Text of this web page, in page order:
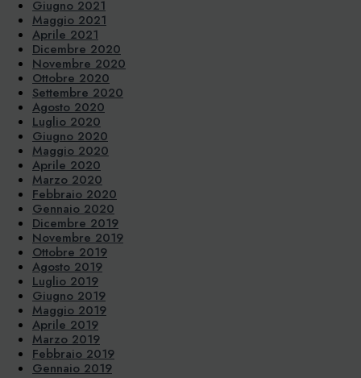
Giugno 2021
Maggio 2021
Aprile 2021
Dicembre 2020
Novembre 2020
Ottobre 2020
Settembre 2020
Agosto 2020
Luglio 2020
Giugno 2020
Maggio 2020
Aprile 2020
Marzo 2020
Febbraio 2020
Gennaio 2020
Dicembre 2019
Novembre 2019
Ottobre 2019
Agosto 2019
Luglio 2019
Giugno 2019
Maggio 2019
Aprile 2019
Marzo 2019
Febbraio 2019
Gennaio 2019